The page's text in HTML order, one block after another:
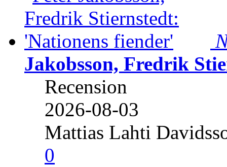
Jakobsson, Fredrik
Recension
2026-08-03
Mattias Lahti
0